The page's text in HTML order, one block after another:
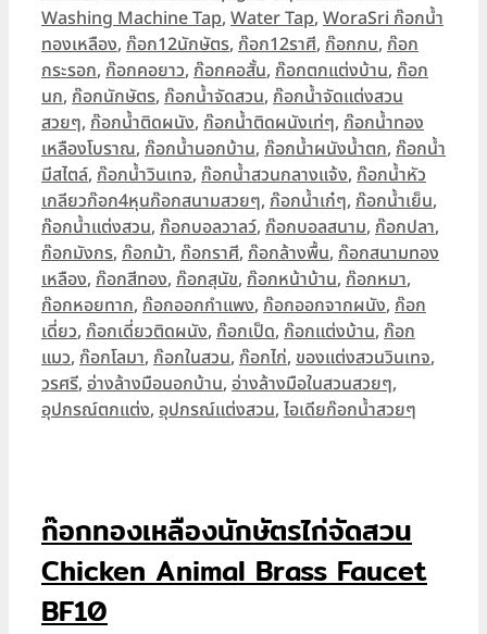
Washing Machine Tap, Water Tap, WoraSri ก๊อกน้ำ
ทองเหลือง, ก๊อก12นักษัตร, ก๊อก12ราศี, ก๊อกกบ, ก๊อก
กระรอก, ก๊อกคอยาว, ก๊อกคอสั้น, ก๊อกตกแต่งบ้าน, ก๊อก
นก, ก๊อกนักษัตร, ก๊อกน้ำจัดสวน, ก๊อกน้ำจัดแต่งสวน
สวยๆ, ก๊อกน้ำติดผนัง, ก๊อกน้ำติดผนังเท่ๆ, ก๊อกน้ำทอง
เหลืองโบราณ, ก๊อกน้ำนอกบ้าน, ก๊อกน้ำผนังน้ำตก, ก๊อกน้ำ
มีสไตล์, ก๊อกน้ำวินเทจ, ก๊อกน้ำสวนกลางแจ้ง, ก๊อกน้ำหัว
เกลียวก๊อก4หุนก๊อกสนามสวยๆ, ก๊อกน้ำเก๋ๆ, ก๊อกน้ำเย็น,
ก๊อกน้ำแต่งสวน, ก๊อกบอลวาลว์, ก๊อกบอลสนาม, ก๊อกปลา,
ก๊อกมังกร, ก๊อกม้า, ก๊อกราศี, ก๊อกล้างพื้น, ก๊อกสนามทอง
เหลือง, ก๊อกสีทอง, ก๊อกสุนัข, ก๊อกหน้าบ้าน, ก๊อกหมา,
ก๊อกหอยทาก, ก๊อกออกกำแพง, ก๊อกออกจากผนัง, ก๊อก
เดี่ยว, ก๊อกเดี่ยวติดผนัง, ก๊อกเป็ด, ก๊อกแต่งบ้าน, ก๊อก
แมว, ก๊อกโลมา, ก๊อกในสวน, ก๊อกไก่, ของแต่งสวนวินเทจ,
วรศรี, อ่างล้างมือนอกบ้าน, อ่างล้างมือในสวนสวยๆ,
อุปกรณ์ตกแต่ง, อุปกรณ์แต่งสวน, ไอเดียก๊อกน้ำสวยๆ
ก๊อกทองเหลืองนักษัตรไก่จัดสวน
Chicken Animal Brass Faucet
BF10